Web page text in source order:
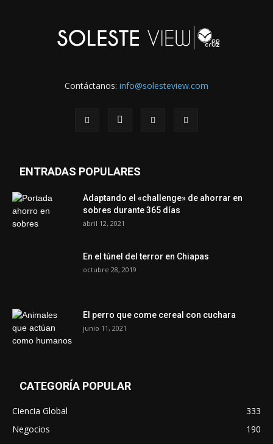
Contáctanos: info@solesteview.com
ENTRADAS POPULARES
Adaptando el «challenge» de ahorrar en
sobres durante 365 días
abril 12, 2021
En el túnel del terror en Chiapas
octubre 28, 2019
El perro que come cereal con cuchara
junio 11, 2021
CATEGORÍA POPULAR
Ciencia Global
333
Negocios
190